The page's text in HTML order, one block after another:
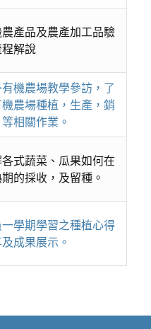
農產品及農產加工品驗
解說
機農場教學參訪，了
農場種植，生產，銷
相關作業。
式蔬菜、瓜果如何在
的採收，及留種。
學期學習之種植心得
成果展示。